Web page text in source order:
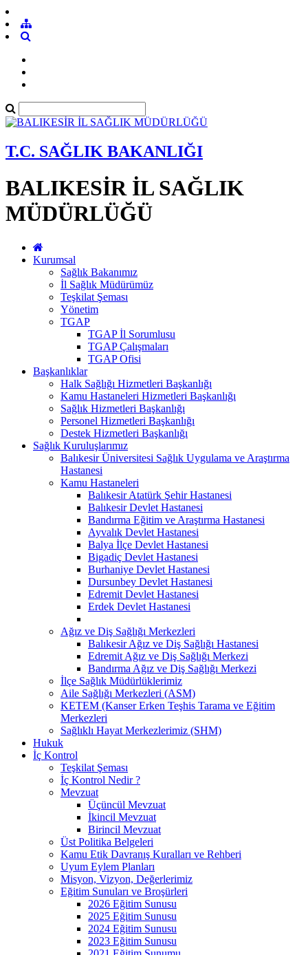
T.C. SAĞLIK BAKANLIĞI
BALIKESİR İL SAĞLIK
MÜDÜRLÜĞÜ
Kurumsal
Sağlık Bakanımız
İl Sağlık Müdürümüz
Teşkilat Şeması
Yönetim
TGAP
TGAP İl Sorumlusu
TGAP Çalışmaları
TGAP Ofisi
Başkanlıklar
Halk Sağlığı Hizmetleri Başkanlığı
Kamu Hastaneleri Hizmetleri Başkanlığı
Sağlık Hizmetleri Başkanlığı
Personel Hizmetleri Başkanlığı
Destek Hizmetleri Başkanlığı
Sağlık Kuruluşlarımız
Balıkesir Üniversitesi Sağlık Uygulama ve Araştırma
Hastanesi
Kamu Hastaneleri
Balıkesir Atatürk Şehir Hastanesi
Balıkesir Devlet Hastanesi
Bandırma Eğitim ve Araştırma Hastanesi
Ayvalık Devlet Hastanesi
Balya İlçe Devlet Hastanesi
Bigadiç Devlet Hastanesi
Burhaniye Devlet Hastanesi
Dursunbey Devlet Hastanesi
Edremit Devlet Hastanesi
Erdek Devlet Hastanesi
Ağız ve Diş Sağlığı Merkezleri
Balıkesir Ağız ve Diş Sağlığı Hastanesi
Edremit Ağız ve Diş Sağlığı Merkezi
Bandırma Ağız ve Diş Sağlığı Merkezi
İlçe Sağlık Müdürlüklerimiz
Aile Sağlığı Merkezleri (ASM)
KETEM (Kanser Erken Teşhis Tarama ve Eğitim
Merkezleri
Sağlıklı Hayat Merkezlerimiz (SHM)
Hukuk
İç Kontrol
Teşkilat Şeması
İç Kontrol Nedir ?
Mevzuat
Üçüncül Mevzuat
İkincil Mevzuat
Birincil Mevzuat
Üst Politika Belgeleri
Kamu Etik Davranış Kuralları ve Rehberi
Uyum Eylem Planları
Misyon, Vizyon, Değerlerimiz
Eğitim Sunuları ve Broşürleri
2026 Eğitim Sunusu
2025 Eğitim Sunusu
2024 Eğitim Sunusu
2023 Eğitim Sunusu